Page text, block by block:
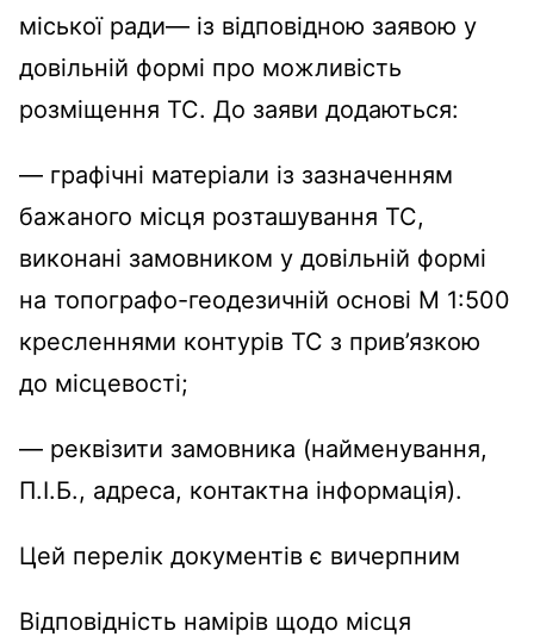
міської ради— із відповідною заявою у
довільній формі про можливість
розміщення ТС. До заяви додаються:
— графічні матеріали із зазначенням
бажаного місця розташування ТС,
виконані замовником у довільній формі
на топографо-геодезичній основі М 1:500
кресленнями контурів ТС з прив’язкою
до місцевості;
— реквізити замовника (найменування,
П.І.Б., адреса, контактна інформація).
Цей перелік документів є вичерпним
Відповідність намірів щодо місця